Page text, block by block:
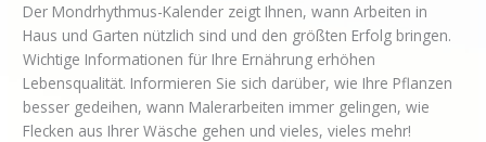
Der Mondrhythmus-Kalender zeigt Ihnen, wann Arbeiten in
Haus und Garten nützlich sind und den größten Erfolg bringen.
Wichtige Informationen für Ihre Ernährung erhöhen
Lebensqualität. Informieren Sie sich darüber, wie Ihre Pflanzen
besser gedeihen, wann Malerarbeiten immer gelingen, wie
Flecken aus Ihrer Wäsche gehen und vieles, vieles mehr!